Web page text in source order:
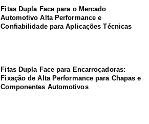
Fitas Dupla Face para o Mercado
Automotivo Alta Performance e
Confiabilidade para Aplicações Técnicas
Fitas Dupla Face para Encarroçadoras:
Fixação de Alta Performance para Chapas e
Componentes Automotivos